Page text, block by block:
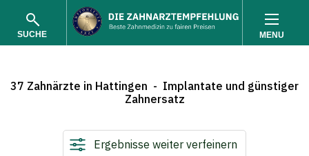
SUCHE MENU
37 Zahnärzte in Hattingen - Implantate und günstiger
Zahnersatz
Ergebnisse weiter verfeinern